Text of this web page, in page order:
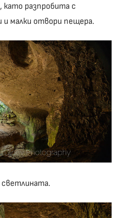
разпробита с
малки отвори пещера.